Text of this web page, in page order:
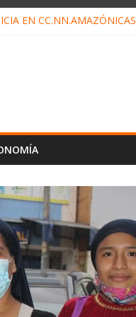
EN CC.NN.AMAZÓNICAS